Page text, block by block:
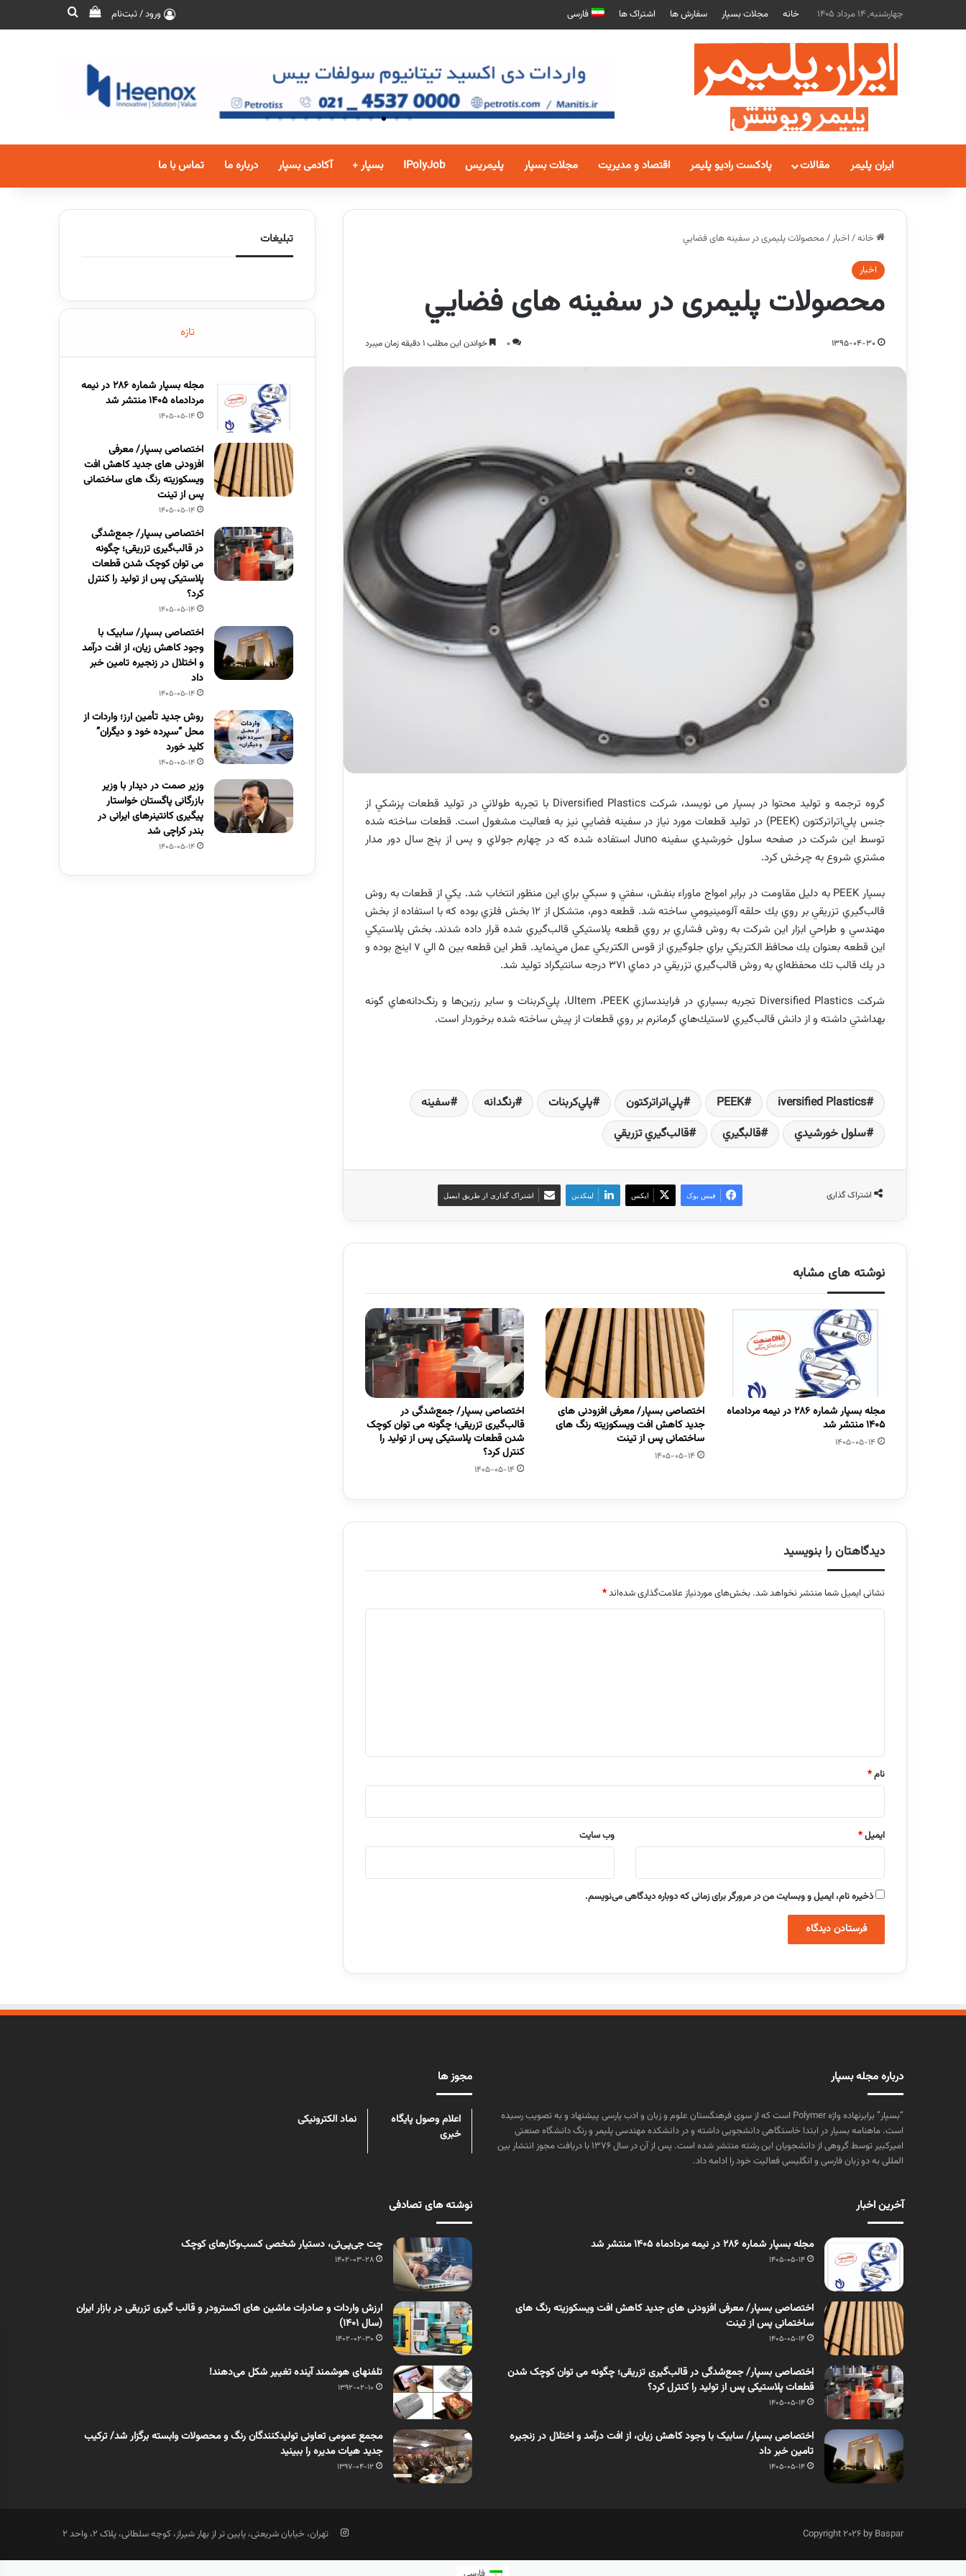
چهارشنبه, 14 مرداد 1405 خانه مجلات بسپار سفارش ها اشتراک ها فارسی ورود / ثبت‌نام
ایران پلیمر مقالات پادکست رادیو پلیمر اقتصاد و مدیریت مجلات بسپار پلیمریس IPolyJob بسپار + آکادمی بسپار درباره ما تماس با ما
خانه/ اخبار/محصولات پلیمری در سفينه های فضايي
اخبار
محصولات پلیمری در سفينه های فضايي
1395-04-30
0 خواندن این مطلب 1 دقیقه زمان میبرد
گروه ترجمه و تولید محتوا در بسپار می نویسد، شركت Diversified Plastics با تجربه طولاني در توليد قطعات پزشكي از
جنس پلي‌اتراتركتون (PEEK) در توليد قطعات مورد نياز در سفينه فضايي نيز به فعاليت مشغول است. قطعات ساخته شده
توسط اين شركت در صفحه سلول خورشيدي سفينه Juno استفاده شده كه در چهارم جولاي و پس از پنج سال دور مدار
مشتري شروع به چرخش كرد.
بسپار PEEK به دليل مقاومت در برابر امواج ماوراء بنفش، سفتي و سبكي براي اين منظور انتخاب شد. يكي از قطعات به روش
قالب‌گيري تزريقي بر روي يك حلقه آلومينيومي ساخته شد. قطعه دوم، متشكل از 12 بخش فلزي بوده كه با استفاده از بخش
مهندسي و طراحي ابزار اين شركت به روش فشاري بر روي قطعه پلاستيكي قالب‌گيري شده قرار داده شدند. بخش پلاستيكي
اين قطعه بعنوان يك محافظ الكتريكي براي جلوگيري از قوس الكتريكي عمل مي‌نمايد. قطر اين قطعه بين 5 الي 7 اينج بوده و
در يك قالب تك محفظه‌اي به روش قالب‌گيري تزريقي در دماي 371 درجه سانتيگراد توليد شد.
شركت Diversified Plastics تجربه‌ بسياري در فرايندسازي PEEK، Ultem، پلي‌كربنات و ساير رزين‌ها و رنگ‌دانه‌هاي گونه
بهداشتي داشته و از دانش قالب‌گيري لاستيك‌هاي گرمانرم بر روي قطعات از پيش ساخته شده برخوردار است.
iversified Plastics
PEEK پلي‌اتراتركتون پلي‌كربنات رنگدانه‌
سفينه
سلول خورشيدي
قالبگيري قالب‌گيري تزريقي
اشتراک گذاری فیس بوک ایکس لینکدین اشتراک گذاری از طریق ایمیل
نوشته های مشابه
مجله بسپار شماره 286 در نیمه مردادماه
1405 منتشر شد
1405-05-14
اختصاصی بسپار/ معرفی افزودنی های
جدید کاهش افت ویسکوزیته رنگ های
ساختمانی پس از تینت
1405-05-14
اختصاصی بسپار/ جمع‌شدگی در
قالب‌گیری تزریقی؛ چگونه می توان کوچک
شدن قطعات پلاستیکی پس از تولید را
کنترل کرد؟
1405-05-14
دیدگاهتان را بنویسید
نشانی ایمیل شما منتشر نخواهد شد. بخش‌های موردنیاز علامت‌گذاری شده‌اند*
نام*
ایمیل* وب‌ سایت
ذخیره نام، ایمیل و وبسایت من در مرورگر برای زمانی که دوباره دیدگاهی می‌نویسم.
تبلیغات
تازه
مجله بسپار شماره 286 در نیمه
مردادماه 1405 منتشر شد
1405-05-14
اختصاصی بسپار/ معرفی
افزودنی های جدید کاهش افت
ویسکوزیته رنگ های ساختمانی
پس از تینت
1405-05-14
اختصاصی بسپار/ جمع‌شدگی
در قالب‌گیری تزریقی؛ چگونه
می توان کوچک شدن قطعات
پلاستیکی پس از تولید را کنترل
کرد؟
1405-05-14
اختصاصی بسپار/ سابیک با
وجود کاهش زیان، از افت درآمد
و اختلال در زنجیره تامین خبر
داد
1405-05-14
روش جدید تأمین ارز؛ واردات از
محل “سپرده خود و دیگران”
کلید خورد
1405-05-14
وزیر صمت در دیدار با وزیر
بازرگانی پاگستان خواستار
پیگیری کانتینرهای ایرانی در
بندر کراچی شد
1405-05-14
درباره مجله بسپار
“بسپار” برابرنهاده واژه Polymer است که از سوی فرهنگستان علوم و زبان و ادب پارسی پیشنهاد و به تصویب رسیده
است. ماهنامه بسپار در ابتدا خاستگاهی دانشجویی داشته و در دانشکده مهندسی پلیمر و رنگ دانشگاه صنعتی
امیرکبیر توسط گروهی از دانشجویان این رشته منتشر شده است. پس از آن در سال ۱۳۷۶ با دریافت مجوز انتشار بین
المللی به دو زبان فارسی و انگلیسی فعالیت خود را ادامه داد.
مجوز ها
اعلام وصول پایگاه
خبری
نماد الکترونیکی
آخرین اخبار
مجله بسپار شماره 286 در نیمه مردادماه 1405 منتشر شد
1405-05-14
اختصاصی بسپار/ معرفی افزودنی های جدید کاهش افت ویسکوزیته رنگ های
ساختمانی پس از تینت
1405-05-14
اختصاصی بسپار/ جمع‌شدگی در قالب‌گیری تزریقی؛ چگونه می توان کوچک شدن
قطعات پلاستیکی پس از تولید را کنترل کرد؟
1405-05-14
اختصاصی بسپار/ سابیک با وجود کاهش زیان، از افت درآمد و اختلال در زنجیره
تامین خبر داد
1405-05-14
نوشته های تصادفی
چت جی‏‏‌پی‏‏‌تی، دستیار شخصی کسب‌و‌کارهای کوچک
1402-03-28
ارزش واردات و صادرات ماشین های اکسترودر و قالب گیری تزریقی در بازار ایران
(سال 1401)
1402-02-30
تلفنهای هوشمند آینده تغییر شکل می‌دهند!
1392-02-10
مجمع عمومی تعاونی تولیدکنندگان رنگ و محصولات وابسته برگزار شد/ ترکیب
جدید هیات مدیره را ببینید
1397-04-12
Copyright 2026 by Baspar تهران، خیابان شریعتی، پایین تر از بهار شیراز، کوچه سلطانی، پلاک 2، واحد 2